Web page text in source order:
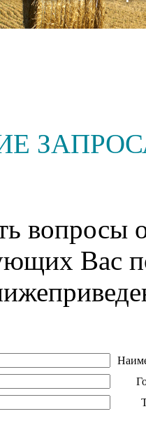
вопросы
Вас